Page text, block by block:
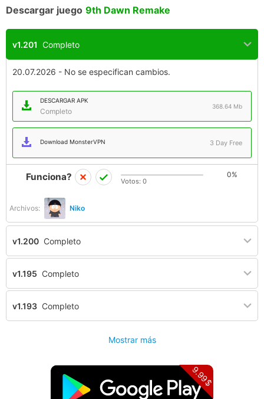
Descargar juego 9th Dawn Remake
v1.201 Completo
20.07.2026 - No se especifican cambios.
DESCARGAR APK
Completo
368.64 Mb
Download MonsterVPN 3 Day Free
Archivos: Niko
Funciona? 0%
Votos: 0
v1.200 Completo
v1.195 Completo
v1.193 Completo
Mostrar más
9.99$